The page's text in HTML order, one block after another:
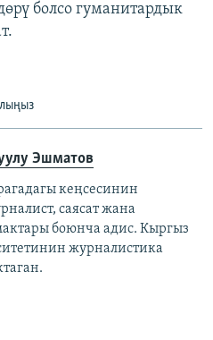
болсо гуманитардык
Эшматов
кеңсесинин
саясат жана
боюнча адис. Кыргыз
журналистика